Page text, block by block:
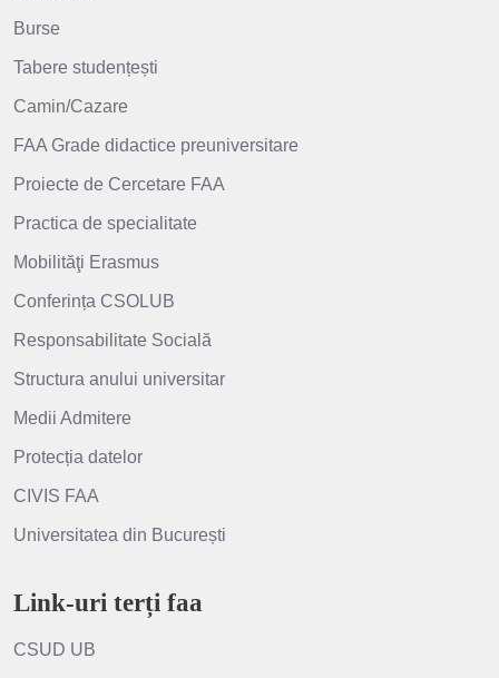
Burse
Tabere studențești
Camin/Cazare
FAA Grade didactice preuniversitare
Proiecte de Cercetare FAA
Practica de specialitate
Mobilităţi Erasmus
Conferința CSOLUB
Responsabilitate Socială
Structura anului universitar
Medii Admitere
Protecția datelor
CIVIS FAA
Universitatea din București
Link-uri terți faa
CSUD UB